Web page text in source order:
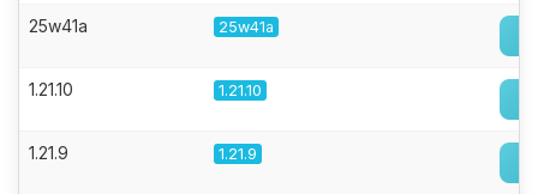
25w41a 25w41a
1.21.10 1.21.10
1.21.9 1.21.9